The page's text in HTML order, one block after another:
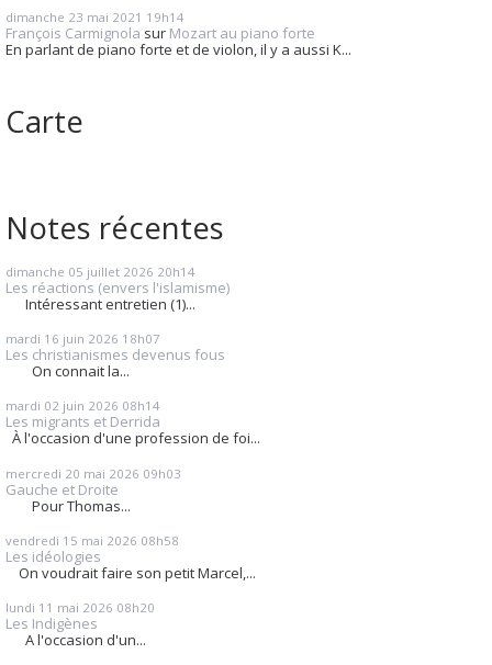
dimanche 23 mai 2021 19h14
François Carmignola sur Mozart au piano forte
En parlant de piano forte et de violon, il y a aussi K...
Carte
Notes récentes
dimanche 05 juillet 2026 20h14
Les réactions (envers l'islamisme)
Intéressant entretien (1)...
mardi 16 juin 2026 18h07
Les christianismes devenus fous
On connait la...
mardi 02 juin 2026 08h14
Les migrants et Derrida
À l'occasion d'une profession de foi...
mercredi 20 mai 2026 09h03
Gauche et Droite
Pour Thomas...
vendredi 15 mai 2026 08h58
Les idéologies
On voudrait faire son petit Marcel,...
lundi 11 mai 2026 08h20
Les Indigènes
A l'occasion d'un...